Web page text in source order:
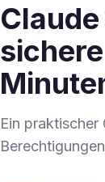
Ein